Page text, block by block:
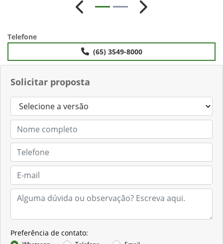
Solicitar proposta
Preferência de contato:
Anterior Próximo
Telefone
(65) 3549-8000